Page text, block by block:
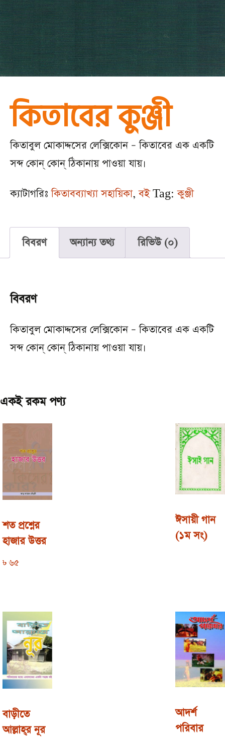
কিতাবের কুঞ্জী
কিতাবুল মোকাদ্দসের লেক্সিকোন – কিতাবের এক একটি
সব্দ কোন্‌ কোন্‌ ঠিকানায় পাওয়া যায়।
ক্যাটাগরিঃকিতাবব্যাখ্যা সহায়িকা,বই Tag:কুঞ্জী
বিবরণ অন্যান্য তথ্য রিভিউ (0)
বিবরণ
কিতাবুল মোকাদ্দসের লেক্সিকোন – কিতাবের এক একটি
সব্দ কোন্‌ কোন্‌ ঠিকানায় পাওয়া যায়।
একই রকম পণ্য
শত প্রশ্নের
হাজার উত্তর
৳ 65
ঈসায়ী গান
(১ম সং)
বাড়ীতে
আল্লাহ্‌র নূর
আদর্শ
পরিবার